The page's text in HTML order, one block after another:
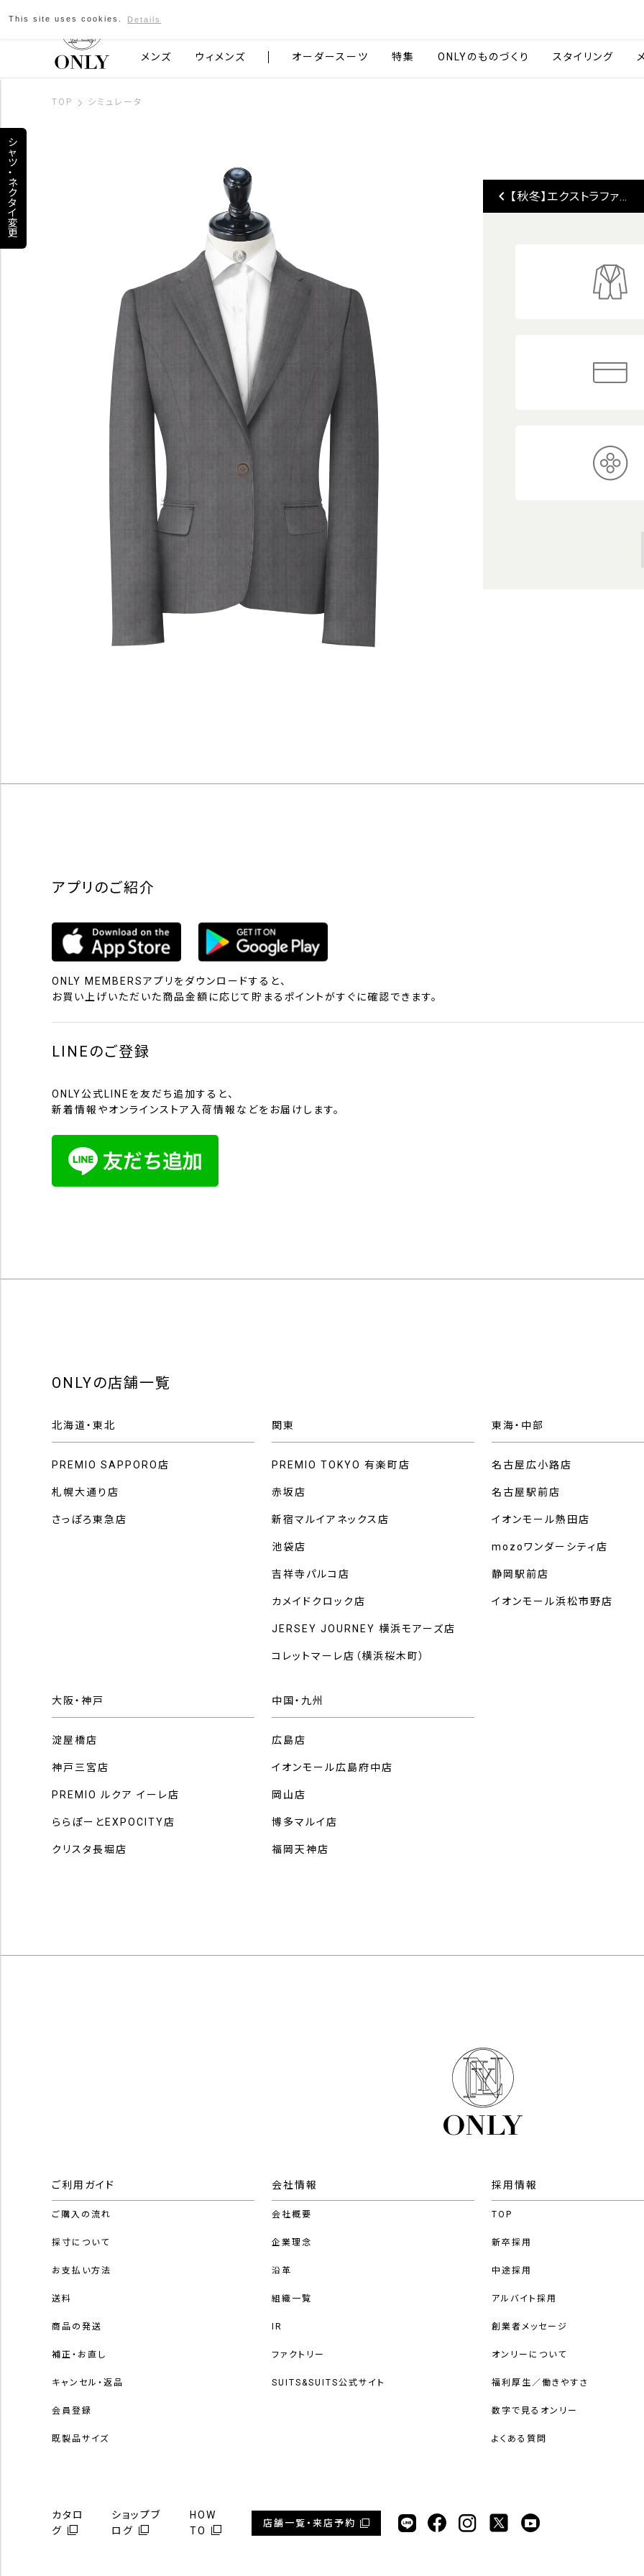
京都発のスーツブランド ONLY
メンズ ウィメンズ オーダースーツ 特集 ONLYのものづくり スタイリング
TOP シミュレータ
シ
ャ
ツ
・
ネ
ク
タ
イ
変
更
keyboard_arrow_left 【秋冬】エクストラファ...
アプリのご紹介
ONLY MEMBERSアプリをダウンロードすると、
お買い上げいただいた商品金額に応じて貯まるポイントがすぐに確認できます。
LINEのご登録
ONLY公式LINEを友だち追加すると、
新着情報やオンラインストア入荷情報などをお届けします。
ONLYの店舗一覧
北海道・東北
PREMIO SAPPORO店
札幌大通り店
さっぽろ東急店
関東
PREMIO TOKYO 有楽町店
赤坂店
新宿マルイアネックス店
池袋店
吉祥寺パルコ店
カメイドクロック店
JERSEY JOURNEY 横浜モアーズ店
コレットマーレ店（横浜桜木町）
東海・中部
名古屋広小路店
名古屋駅前店
イオンモール熱田店
mozoワンダーシティ店
静岡駅前店
イオンモール浜松市野店
大阪・神戸
淀屋橋店
神戸三宮店
PREMIO ルクア イーレ店
ららぽーとEXPOCITY店
クリスタ長堀店
中国・九州
広島店
イオンモール広島府中店
岡山店
博多マルイ店
福岡天神店
ご利用ガイド
ご購入の流れ
採寸について
お支払い方法
送料
商品の発送
補正・お直し
キャンセル・返品
会員登録
既製品サイズ
会社情報
会社概要
企業理念
沿革
組織一覧
IR
ファクトリー
SUITS&SUITS公式サイト
採用情報
TOP
新卒採用
中途採用
アルバイト採用
創業者メッセージ
オンリーについて
福利厚生／働きやすさ
数字で見るオンリー
よくある質問
カタロ
グ
ショップブ
ログ
HOW
TO
店舗一覧・来店予約
This site uses cookies. Details